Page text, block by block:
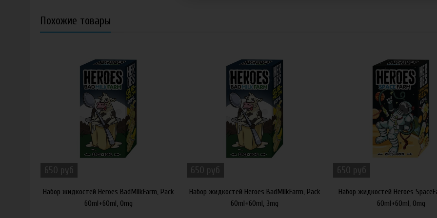
Похожие товары
650 руб
Набор жидкостей Heroes BadMilkFarm, Pack
60ml+60ml, 0mg
650 руб
Набор жидкостей Heroes BadMilkFarm, Pack
60ml+60ml, 3mg
650 руб
Набор жидкостей Heroes
60ml+60ml, 0mg